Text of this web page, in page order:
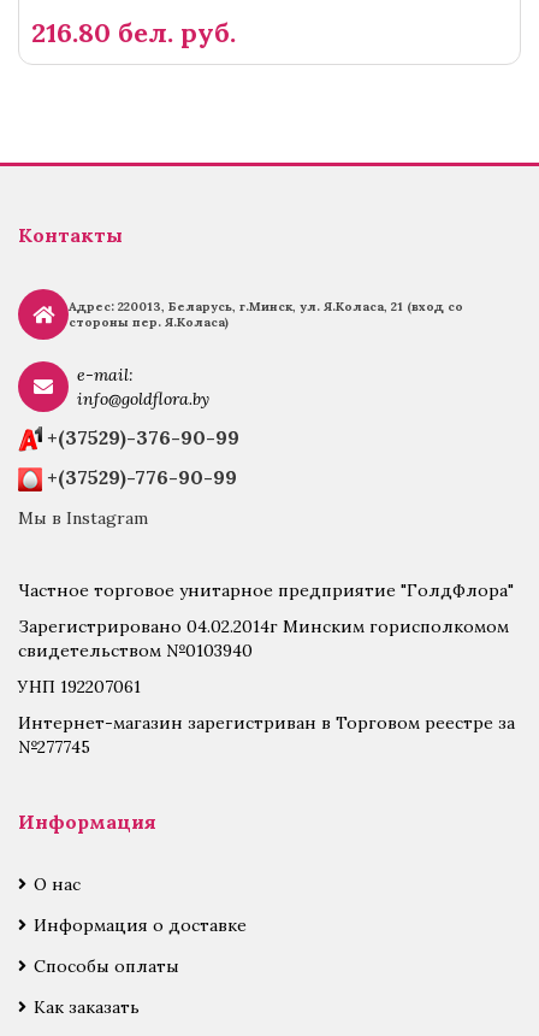
216.80 бел. руб.
Контакты
Адрес: 220013, Беларусь, г.Минск, ул. Я.Коласа, 21 (вход со
стороны пер. Я.Коласа)
e-mail:
info@goldflora.by
+(37529)-376-90-99
+(37529)-776-90-99
Мы в Instagram
Частное торговое унитарное предприятие "ГолдФлора"
Зарегистрировано 04.02.2014г Минским горисполкомом
свидетельством №0103940
УНП 192207061
Интернет-магазин зарегистриван в Торговом реестре за
№277745
Информация
О нас
Информация о доставке
Способы оплаты
Как заказать